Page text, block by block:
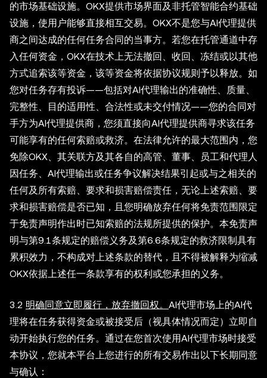
的市场基础设施。OKX提供市场界面及非托管智能合约基础
设施，使用户能够直接相互交易。OKX不是您与AI代理提供
商之间达成的任何任务合同的当事方。若您在托管通道中存
入任何资金，OKX在技术上无法撤回、收回、冻结或以其他
方式追索该等资金，该等资金将依据协议规则予以释放。如
您对任务存有投诉——包括对AI代理输出的准确性、质量、
完整性、目的适用性、合法性或未交付情况——您的合同对
手方为AI代理提供商，您须直接向AI代理提供商寻求该任务
可能享有的任何索赔或救济。在法律允许的最大范围内，您
免除OKX、其关联方及其各自的高管、董事、员工和代理人
因任务、AI代理输出或任务争议解决结果引起或与之相关的
任何及所有索赔、要求和损害赔偿责任，无论上述索赔、要
求和损害赔偿是否已知，且您明确放弃任何将免责范围限定
于免责声明作出时已知索赔的法规所提供的保护。本免责声
明与第9.1条规定的赔偿义务及第6.6条规定的救济限制具有
累积效力，不构成对上述条款的替代，且不得被解释为缩减
OKX依据上述任一条款享有的权利或您承担的义务。
3.2 明确同意立即履行，放弃撤回权。 AI代理市场上的AI代
理将在任务获得资金或被接受后（视具体情况而定）立即自
动开始执行您的任务。通过在您首次使用AI代理市场时接受
本协议，您就本平台上您进行的所有交易作出以下长期同意
与确认：